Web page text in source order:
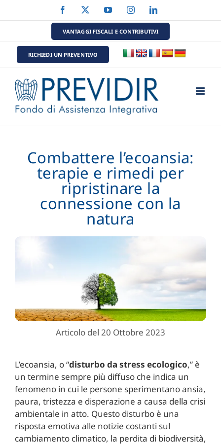
al
Facebook YouTubeInstagramLinkedIn
VANTAGGI FISCALI E CONTRIBUTIVI
RICHIEDI UN PREVENTIVO
Combattere l’ecoansia:
terapie e rimedi per
ripristinare la
connessione con la
natura
Articolo del 20 Ottobre 2023
L’ecoansia, o “disturbo da stress ecologico,” è
un termine sempre più diffuso che indica un
fenomeno in cui le persone sperimentano ansia,
paura, tristezza e disperazione a causa della crisi
ambientale in atto. Questo disturbo è una
risposta emotiva alle notizie costanti sul
cambiamento climatico, la perdita di biodiversità,